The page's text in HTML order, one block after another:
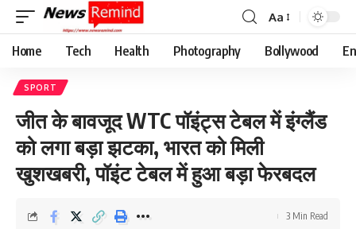
Font
Resizer
Aa
Home Tech Health Photography Bollywood
SPORT
जीत के बावजूद WTC पॉइंट्स टेबल में इंग्लैंड
को लगा बड़ा झटका, भारत को मिली
खुशखबरी, पॉइंट टेबल में हुआ बड़ा फेरबदल
3 Min Read